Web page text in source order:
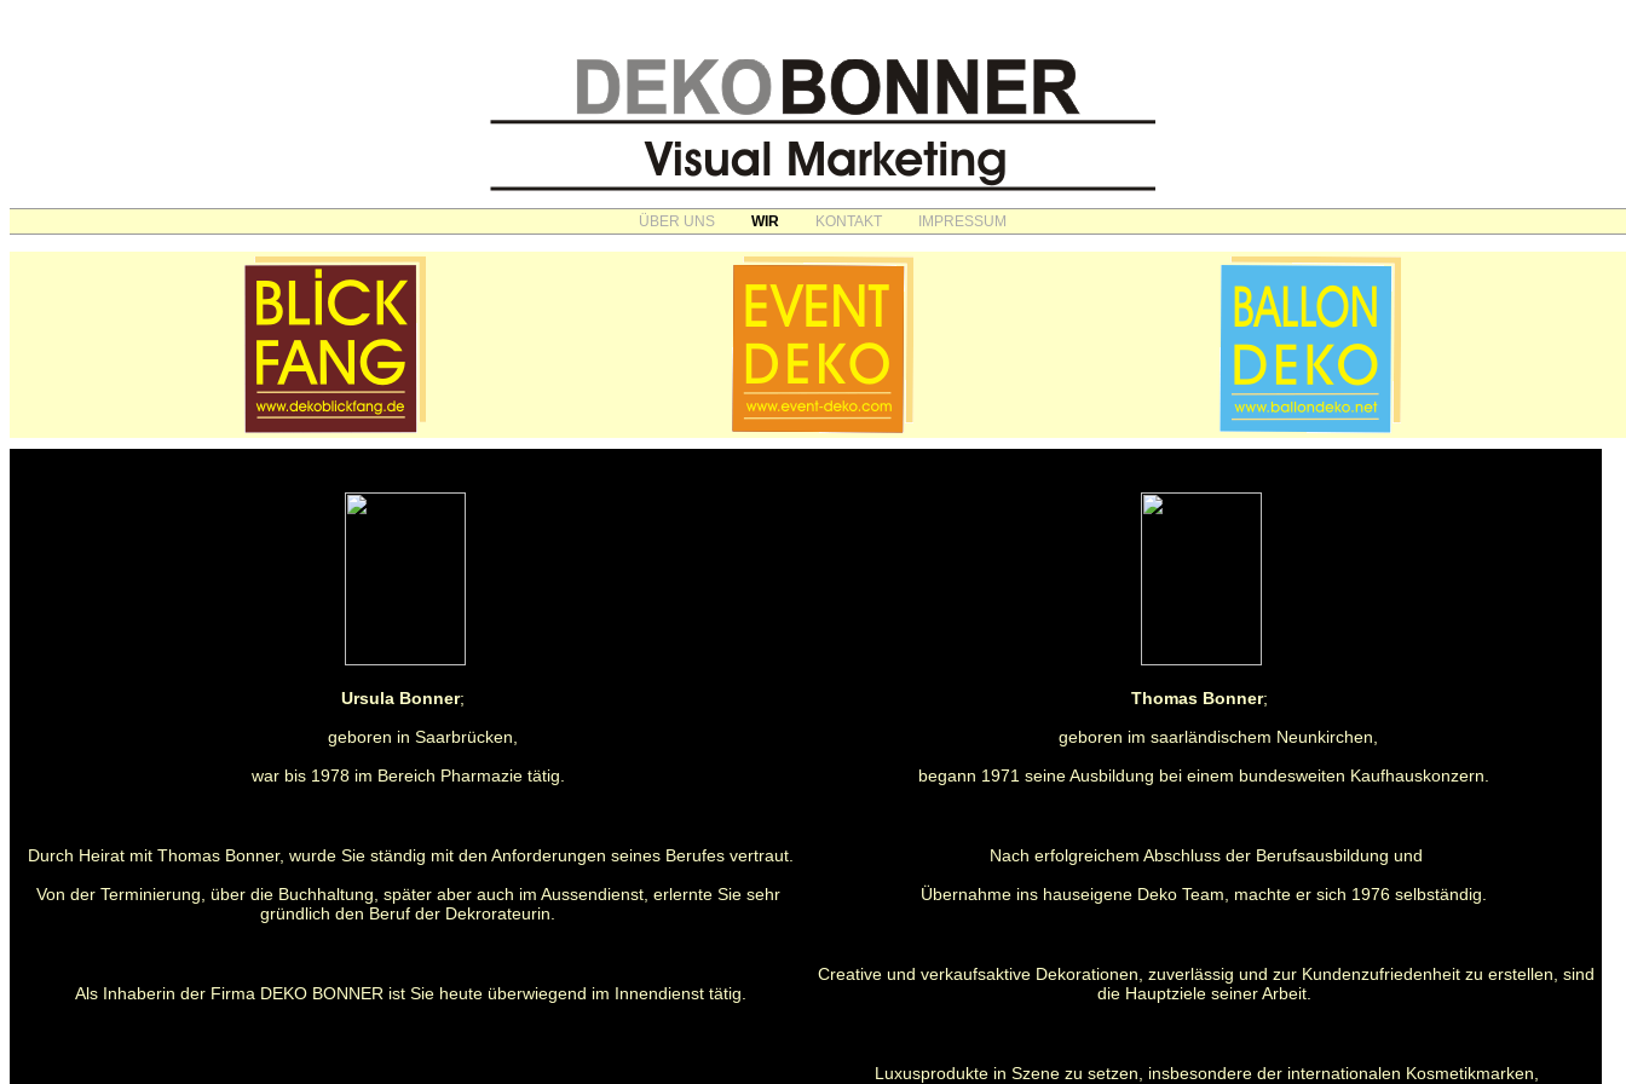
ÜBER UNS WIR KONTAKT IMPRESSUM
Ursula Bonner;
geboren in Saarbrücken,
war bis 1978 im Bereich Pharmazie tätig.
Durch Heirat mit Thomas Bonner, wurde Sie ständig mit den Anforderungen seines Berufes vertraut.
Von der Terminierung, über die Buchhaltung, später aber auch im Aussendienst, erlernte Sie sehr
gründlich den Beruf der Dekrorateurin.
Als Inhaberin der Firma DEKO BONNER ist Sie heute überwiegend im Innendienst tätig.
Thomas Bonner;
geboren im saarländischem Neunkirchen,
begann 1971 seine Ausbildung bei einem bundesweiten Kaufhauskonzern.
Nach erfolgreichem Abschluss der Berufsausbildung und
Übernahme ins hauseigene Deko Team, machte er sich 1976 selbständig.
Creative und verkaufsaktive Dekorationen, zuverlässig und zur Kundenzufriedenheit zu erstellen, sind
die Hauptziele seiner Arbeit.
Luxusprodukte in Szene zu setzen, insbesondere der internationalen Kosmetikmarken,